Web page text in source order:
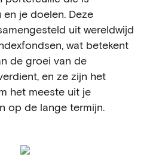
je doelen. Deze
uit wereldwijd
wat betekent
de groei van de
en ze zijn het
het meeste uit je
op de lange termijn.